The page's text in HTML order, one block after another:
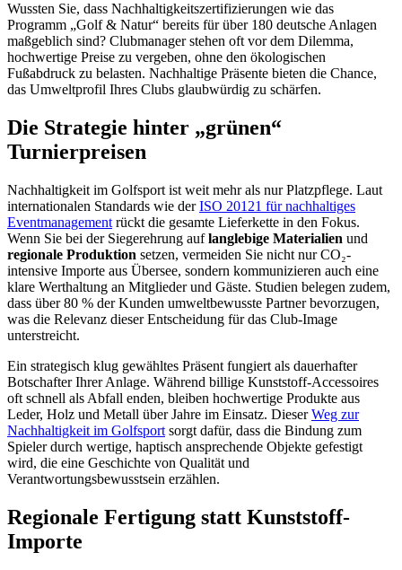
Wussten Sie, dass Nachhaltigkeitszertifizierungen wie das
Programm „Golf & Natur“ bereits für über 180 deutsche Anlagen
maßgeblich sind? Clubmanager stehen oft vor dem Dilemma,
hochwertige Preise zu vergeben, ohne den ökologischen
Fußabdruck zu belasten. Nachhaltige Präsente bieten die Chance,
das Umweltprofil Ihres Clubs glaubwürdig zu schärfen.
Die Strategie hinter „grünen“
Turnierpreisen
Nachhaltigkeit im Golfsport ist weit mehr als nur Platzpflege. Laut
internationalen Standards wie derISO 20121 für nachhaltiges
Eventmanagement rückt die gesamte Lieferkette in den Fokus.
Wenn Sie bei der Siegerehrung auflanglebige Materialien und
regionale Produktion setzen, vermeiden Sie nicht nur CO₂-
intensive Importe aus Übersee, sondern kommunizieren auch eine
klare Werthaltung an Mitglieder und Gäste. Studien belegen zudem,
dass über 80 % der Kunden umweltbewusste Partner bevorzugen,
was die Relevanz dieser Entscheidung für das Club-Image
unterstreicht.
Ein strategisch klug gewähltes Präsent fungiert als dauerhafter
Botschafter Ihrer Anlage. Während billige Kunststoff-Accessoires
oft schnell als Abfall enden, bleiben hochwertige Produkte aus
Leder, Holz und Metall über Jahre im Einsatz. DieserWeg zur
Nachhaltigkeit im Golfsport sorgt dafür, dass die Bindung zum
Spieler durch wertige, haptisch ansprechende Objekte gefestigt
wird, die eine Geschichte von Qualität und
Verantwortungsbewusstsein erzählen.
Regionale Fertigung statt Kunststoff-
Importe